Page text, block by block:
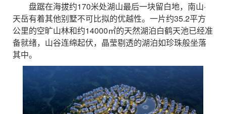
盘踞在海拔约170米处湖山最后一块留白地，南山·
天岳有着其他别墅不可比拟的优越性。一片约35.2平方
公里的空旷山林和约14000㎡的天然湖泊白鹤天池已经准
备就绪，山谷连绵起伏，晶莹剔透的湖泊如珍珠般坐落
其中。